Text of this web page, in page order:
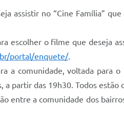
assistir no “Cine Família”
escolher o filme que deseja
portal/enquete/.
a comunidade, voltada para o
partir das 19h30. Todos estão
entre a comunidade dos